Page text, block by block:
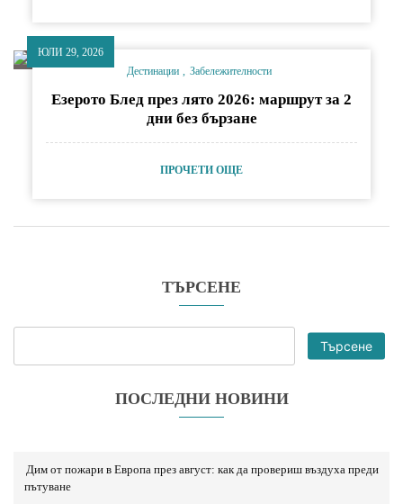
ТЪРСЕНЕ
Търсене
ПОСЛЕДНИ НОВИНИ
Дим от пожари в Европа през август: как да провериш въздуха преди
пътуване
ЮЛИ 29, 2026
Дестинации
Забележителности
Езерото Блед през лято 2026: маршрут за 2
дни без бързане
ПРОЧЕТИ ОЩЕ